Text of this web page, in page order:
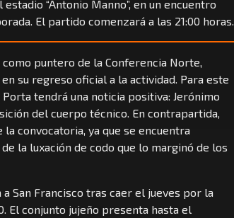
“Antonio Manno”, en un encuentro
El partido comenzará a las 21:00 horas.
puntero de la Conferencia Norte,
su regreso oficial a la actividad. Para este
tendrá una noticia positiva: Jerónimo
del cuerpo técnico. En contrapartida,
convocatoria, ya que se encuentra
la luxación de codo que lo marginó de los
San Francisco tras caer el jueves por la
El conjunto jujeño presenta hasta el